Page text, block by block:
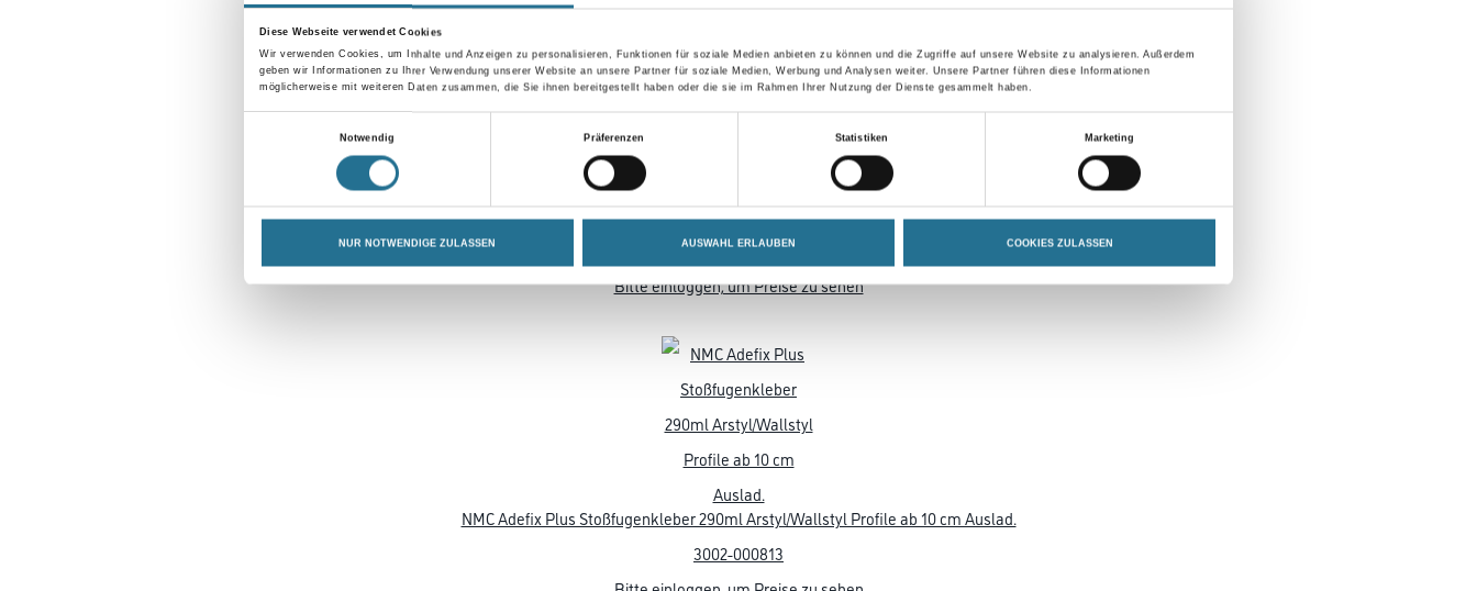
Diese Webseite verwendet Cookies
Wir verwenden Cookies, um Inhalte und Anzeigen zu personalisieren, Funktionen für soziale Medien anbieten zu können und die Zugriffe auf unsere Website zu analysieren. Außerdem
geben wir Informationen zu Ihrer Verwendung unserer Website an unsere Partner für soziale Medien, Werbung und Analysen weiter. Unsere Partner führen diese Informationen
möglicherweise mit weiteren Daten zusammen, die Sie ihnen bereitgestellt haben oder die sie im Rahmen Ihrer Nutzung der Dienste gesammelt haben.
Notwendig
Präferenzen Statistiken Marketing
NUR NOTWENDIGE ZULASSEN AUSWAHL ERLAUBEN COOKIES ZULASSEN
NMC Adefix Kleber 310ml Kleber/Spachtelmasse u.Verfugungsmater.
3002-000812
Bitte einloggen, um Preise zu sehen
NMC Adefix Plus Stoßfugenkleber 290ml Arstyl/Wallstyl Profile ab 10 cm Auslad.
3002-000813